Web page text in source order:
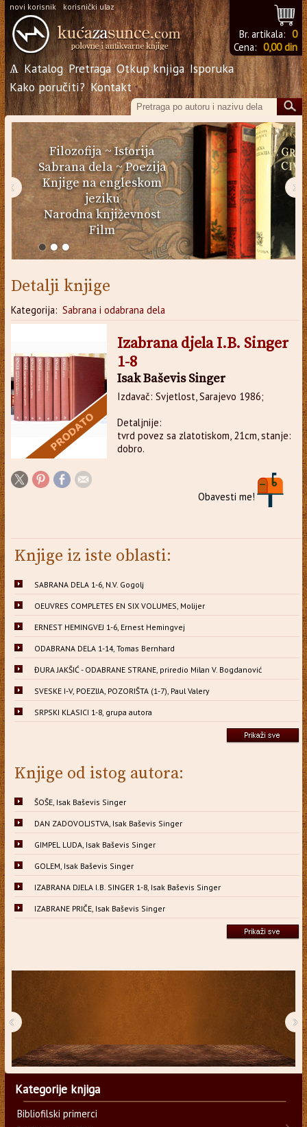
novi korisnik korisnički ulaz
Br. artikala: 0
Cena: 0,00 din
Ѧ Katalog Pretraga Otkup knjiga Isporuka
Kako poručiti? Kontakt
Filozofija~Istorija
Sabrana dela~Poezija
Knjige na engleskom
jeziku
Narodna književnost
Film
‹ ›
Detalji knjige
Kategorija: Sabrana i odabrana dela
Izabrana djela I.B. Singer
1-8
Isak Baševis Singer
Izdavač: Svjetlost, Sarajevo 1986;
Detaljnije:
tvrd povez sa zlatotiskom, 21cm, stanje:
dobro.
Obavesti me!
Knjige iz iste oblasti:
SABRANA DELA 1-6, N.V. Gogolj
OEUVRES COMPLETES EN SIX VOLUMES, Molijer
ERNEST HEMINGVEJ 1-6, Ernest Hemingvej
ODABRANA DELA 1-14, Tomas Bernhard
ĐURA JAKŠIĆ - ODABRANE STRANE, priredio Milan V. Bogdanović
SVESKE I-V, POEZIJA, POZORIŠTA (1-7), Paul Valery
SRPSKI KLASICI 1-8, grupa autora
Knjige od istog autora:
ŠOŠE, Isak Baševis Singer
DAN ZADOVOLJSTVA, Isak Baševis Singer
GIMPEL LUDA, Isak Baševis Singer
GOLEM, Isak Baševis Singer
IZABRANA DJELA I.B. SINGER 1-8, Isak Baševis Singer
IZABRANE PRIČE, Isak Baševis Singer
‹ ›
Kategorije knjiga
Bibliofilski primerci